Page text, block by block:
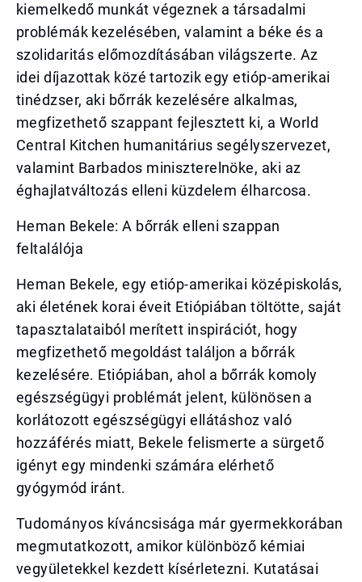
kiemelkedő munkát végeznek a társadalmi
problémák kezelésében, valamint a béke és a
szolidaritás előmozdításában világszerte. Az
idei díjazottak közé tartozik egy etióp-amerikai
tinédzser, aki bőrrák kezelésére alkalmas,
megfizethető szappant fejlesztett ki, a World
Central Kitchen humanitárius segélyszervezet,
valamint Barbados miniszterelnöke, aki az
éghajlatváltozás elleni küzdelem élharcosa.
Heman Bekele: A bőrrák elleni szappan
feltalálója
Heman Bekele, egy etióp-amerikai középiskolás,
aki életének korai éveit Etiópiában töltötte, saját
tapasztalataiból merített inspirációt, hogy
megfizethető megoldást találjon a bőrrák
kezelésére. Etiópiában, ahol a bőrrák komoly
egészségügyi problémát jelent, különösen a
korlátozott egészségügyi ellátáshoz való
hozzáférés miatt, Bekele felismerte a sürgető
igényt egy mindenki számára elérhető
gyógymód iránt.
Tudományos kíváncsisága már gyermekkorában
megmutatkozott, amikor különböző kémiai
vegyületekkel kezdett kísérletezni. Kutatásai